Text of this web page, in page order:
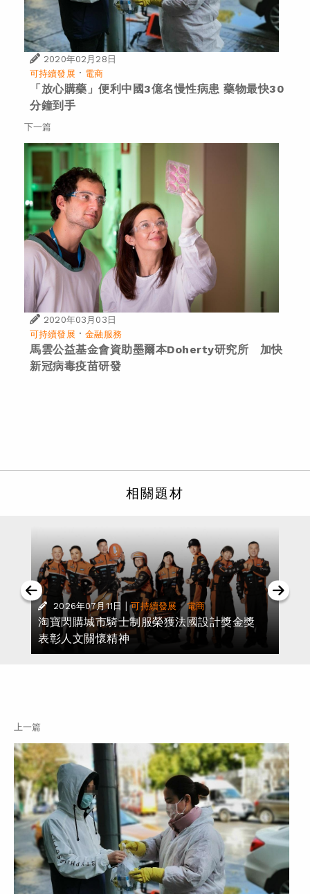
2020年02月28日
可持續發展 · 電商
「放心購藥」便利中國3億名慢性病患 藥物最快30
分鐘到手
下一篇
2020年03月03日
可持續發展 ·金融服務
馬雲公益基金會資助墨爾本Doherty研究所 加快
新冠病毒疫苗研發
相關題材
2026年07月11日 可持續發展 ·電商
淘寶閃購城市騎士制服榮獲法國設計獎金獎
表彰人文關懷精神
上一篇